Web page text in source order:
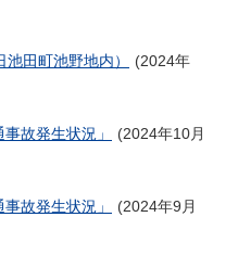
田町池野地内）
2024年
故発生状況」
2024年10月
故発生状況」
2024年9月